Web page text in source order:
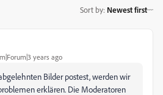
Sort by: Newest first
years ago
Bilder postest, werden wir
erklären. Die Moderatoren